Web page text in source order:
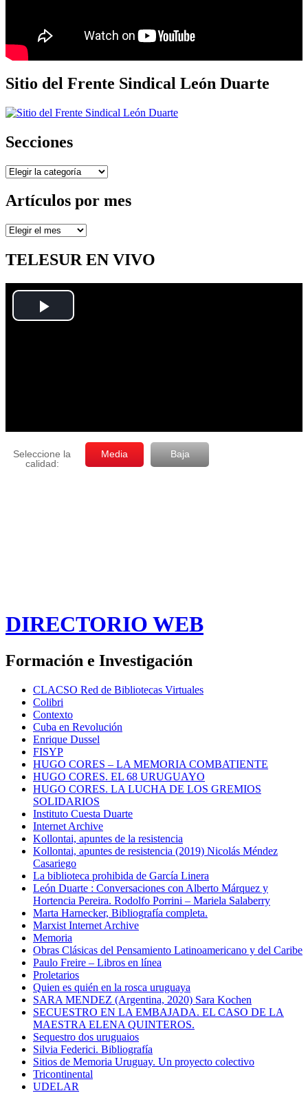
Sitio del Frente Sindical León Duarte
Secciones
Secciones
Artículos por mes
Artículos
mes
TELESUR EN VIVO
DIRECTORIO WEB
Formación e Investigación
CLACSO Red de Bibliotecas Virtuales
Colibri
Contexto
Cuba en Revolución
Enrique Dussel
FISYP
HUGO CORES – LA MEMORIA COMBATIENTE
HUGO CORES. EL 68 URUGUAYO
HUGO CORES. LA LUCHA DE LOS GREMIOS
SOLIDARIOS
Instituto Cuesta Duarte
Internet Archive
Kollontai, apuntes de la resistencia
Kollontai, apuntes de resistencia (2019) Nicolás Méndez
Casariego
La biblioteca prohibida de García Linera
León Duarte : Conversaciones con Alberto Márquez y
Hortencia Pereira. Rodolfo Porrini – Mariela Salaberry
Marta Harnecker, Bibliografía completa.
Marxist Internet Archive
Memoria
Obras Clásicas del Pensamiento Latinoamericano y del Caribe
Paulo Freire – Libros en línea
Proletarios
Quien es quién en la rosca uruguaya
SARA MENDEZ (Argentina, 2020) Sara Kochen
SECUESTRO EN LA EMBAJADA. EL CASO DE LA
MAESTRA ELENA QUINTEROS.
Sequestro dos uruguaios
Silvia Federici. Bibliografía
Sitios de Memoria Uruguay. Un proyecto colectivo
Tricontinental
UDELAR